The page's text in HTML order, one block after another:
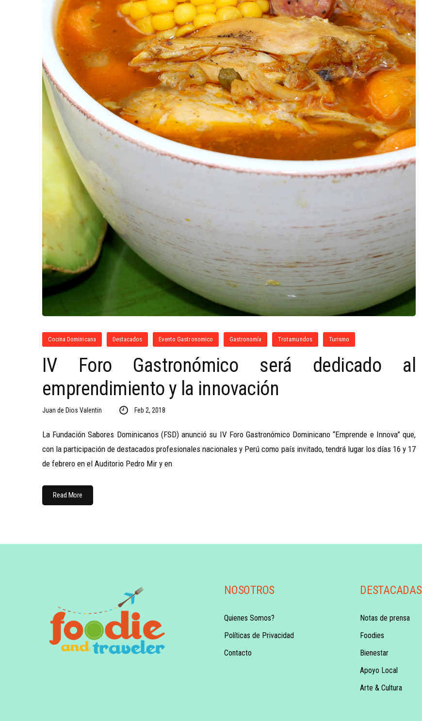
Cocina Dominicana Destacados Evento Gastronomico Gastronomía Trotamundos Turismo
IV Foro Gastronómico será dedicado al
emprendimiento y la innovación
Juan de Dios Valentin Feb 2, 2018
La Fundación Sabores Dominicanos (FSD) anunció su IV Foro Gastronómico Dominicano “Emprende e Innova” que,
con la participación de destacados profesionales nacionales y Perú como país invitado, tendrá lugar los días 16 y 17
de febrero en el Auditorio Pedro Mir y en
Read More
NOSOTROS
Quienes Somos?
Políticas de Privacidad
Contacto
DESTACADAS
Notas de prensa
Foodies
Bienestar
Apoyo Local
Arte & Cultura